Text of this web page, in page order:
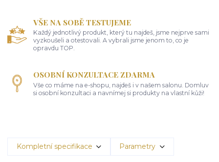
VŠE NA SOBĚ TESTUJEME
Každý jednotlivý produkt, který tu najdeš, jsme nejprve sami
vyzkoušeli a otestovali. A vybrali jsme jenom to, co je
opravdu TOP.
OSOBNÍ KONZULTACE ZDARMA
Vše co máme na e-shopu, najdeš i v našem salonu. Domluv
si osobní konzultaci a navnímej si produkty na vlastní kůži!
Kompletní specifikace Parametry